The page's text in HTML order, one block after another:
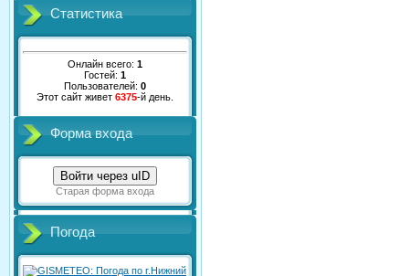
Статистика
Онлайн всего: 1
Гостей: 1
Пользователей: 0
Этот сайт живет 6375-й день.
Форма входа
Войти через uID
Старая форма входа
Погода